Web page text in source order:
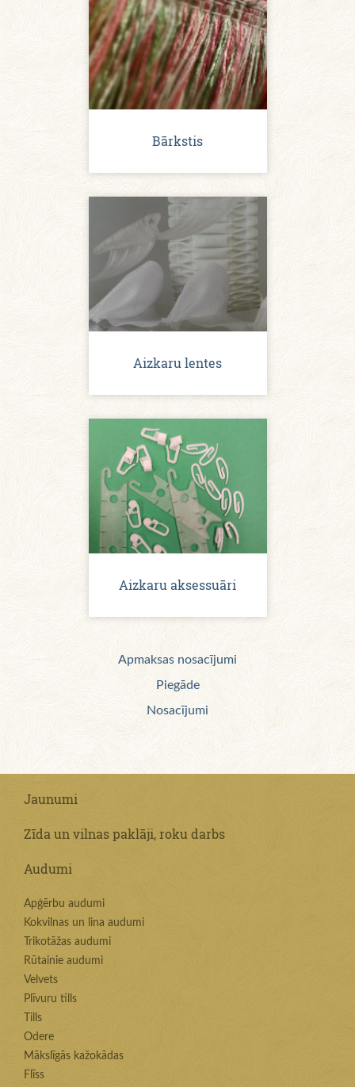
Bārkstis
Aizkaru lentes
Aizkaru aksessuāri
Apmaksas nosacījumi
Piegāde
Nosacījumi
Jaunumi
Zīda un vilnas paklāji, roku darbs
Audumi
Apģērbu audumi
Kokvilnas un lina audumi
Trikotāžas audumi
Rūtainie audumi
Velvets
Plīvuru tills
Tills
Odere
Mākslīgās kažokādas
Flīss